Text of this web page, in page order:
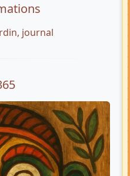
journal